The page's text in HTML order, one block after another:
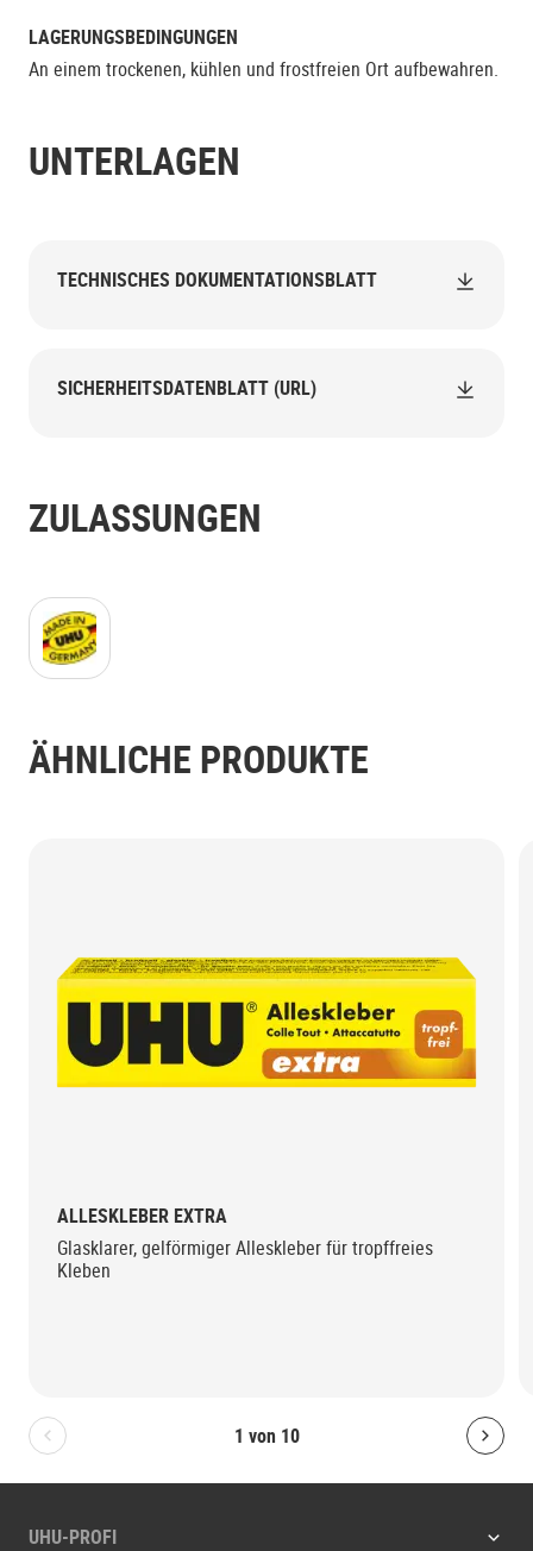
LAGERUNGSBEDINGUNGEN
An einem trockenen, kühlen und frostfreien Ort aufbewahren.
UNTERLAGEN
TECHNISCHES DOKUMENTATIONSBLATT
SICHERHEITSDATENBLATT (URL)
ZULASSUNGEN
Made in Germany_gelb.png
ÄHNLICHE PRODUKTE
1 von 10
Bolton.General.PreviousSlide
ALLESKLEBER EXTRA
Glasklarer, gelförmiger Alleskleber für tropffreies
Kleben
UHU-PROFI